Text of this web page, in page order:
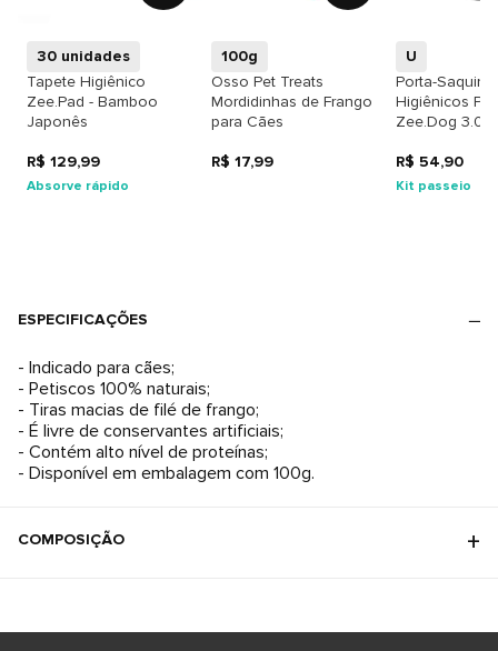
30 unidades
Tapete Higiênico
Zee.Pad - Bamboo
Japonês
R$ 129,99
Absorve rápido
100g
Osso Pet Treats
Mordidinhas de Frango
para Cães
R$ 17,99
U
Porta-
Higiênicos
Zee.Dog 3.0
R$ 54,90
Kit passeio
ESPECIFICAÇÕES
- Indicado para cães;
- Petiscos 100% naturais;
- Tiras macias de filé de frango;
- É livre de conservantes artificiais;
- Contém alto nível de proteínas;
- Disponível em embalagem com 100g.
COMPOSIÇÃO